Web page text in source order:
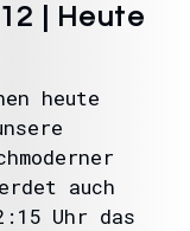
| Heute
heute
auch
Uhr das